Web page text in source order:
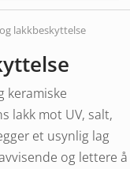
lakkbeskyttelse
keramiske
lakk mot UV, salt,
et usynlig lag
og lettere å